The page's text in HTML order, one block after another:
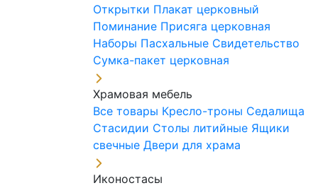
Открытки Плакат церковный
Поминание Присяга церковная
Наборы Пасхальные Свидетельство
Сумка-пакет церковная
Храмовая мебель
Все товары Кресло-троны Седалища
Стасидии Столы литийные Ящики
свечные Двери для храма
Иконостасы